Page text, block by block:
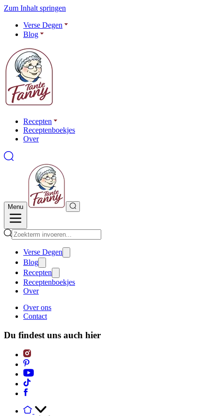
Zum Inhalt springen
Verse Degen
Blog
Recepten
Receptenboekjes
Over
Menu
Verse Degen
Blog
Recepten
Receptenboekjes
Over
Over ons
Contact
Du findest uns auch hier